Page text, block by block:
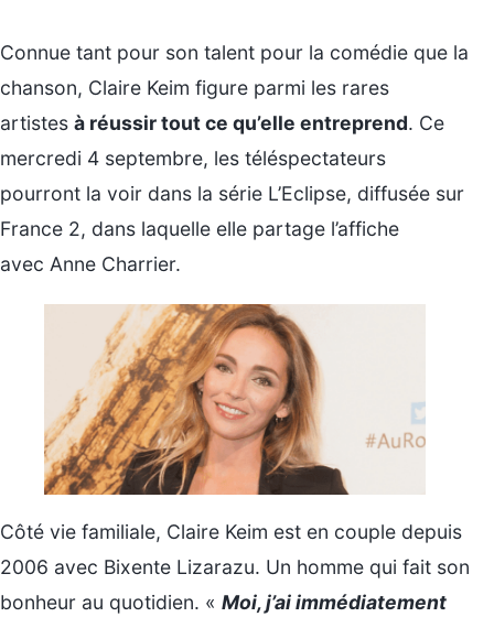
Connue tant pour son talent pour la comédie que la
chanson, Claire Keim figure parmi les rares
artistes à réussir tout ce qu’elle entreprend. Ce
mercredi 4 septembre, les téléspectateurs
pourront la voir dans la série L’Eclipse, diffusée sur
France 2, dans laquelle elle partage l’affiche
avec Anne Charrier.
Côté vie familiale, Claire Keim est en couple depuis
2006 avec Bixente Lizarazu. Un homme qui fait son
bonheur au quotidien. « Moi, j’ai immédiatement